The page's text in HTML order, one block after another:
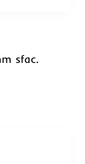
sfac.